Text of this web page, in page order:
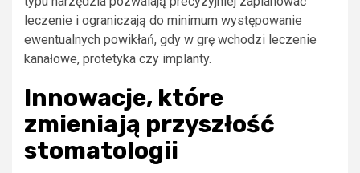
leczenie i ograniczają do minimum występowanie
ewentualnych powikłań, gdy w grę wchodzi leczenie
kanałowe, protetyka czy implanty.
Innowacje, które
zmieniają przyszłość
stomatologii